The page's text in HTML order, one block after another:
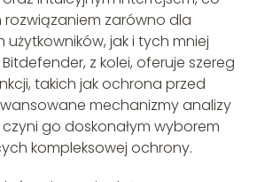
zarówno dla
jak i tych mniej
z kolei, oferuje szereg
takich jak ochrona przed
mechanizmy analizy
go doskonałym wyborem
kompleksowej ochrony.